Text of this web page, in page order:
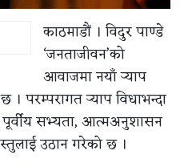
काठमाडौं । विदुर पाण्डे
‘जनताजीवन’को
आवाजमा नयाँ र्‍याप
। परम्परागत र्‍याप विधाभन्दा
सभ्यता, आत्मअनुशासन
उठान गरेको छ ।